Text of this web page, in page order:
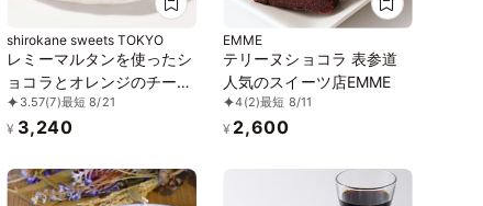
shirokane sweets TOKYO
レミーマルタンを使ったシ
ョコラとオレンジのチーズ
ケーキ
3.57(7)最短 8/21
¥ 3,240
EMME
テリーヌショコラ 表参道
人気のスイーツ店EMME
4(2)最短 8/11
¥ 2,600